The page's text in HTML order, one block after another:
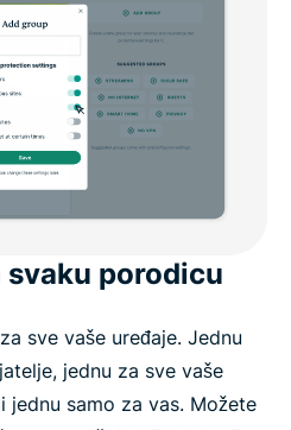
porodicu
sve vaše uređaje. Jednu
jednu za sve vaše
jednu samo za vas. Možete